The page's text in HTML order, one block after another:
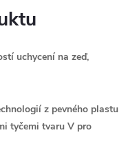
uchycení na zeď,
z pevného plastu
tyčemi tvaru V pro